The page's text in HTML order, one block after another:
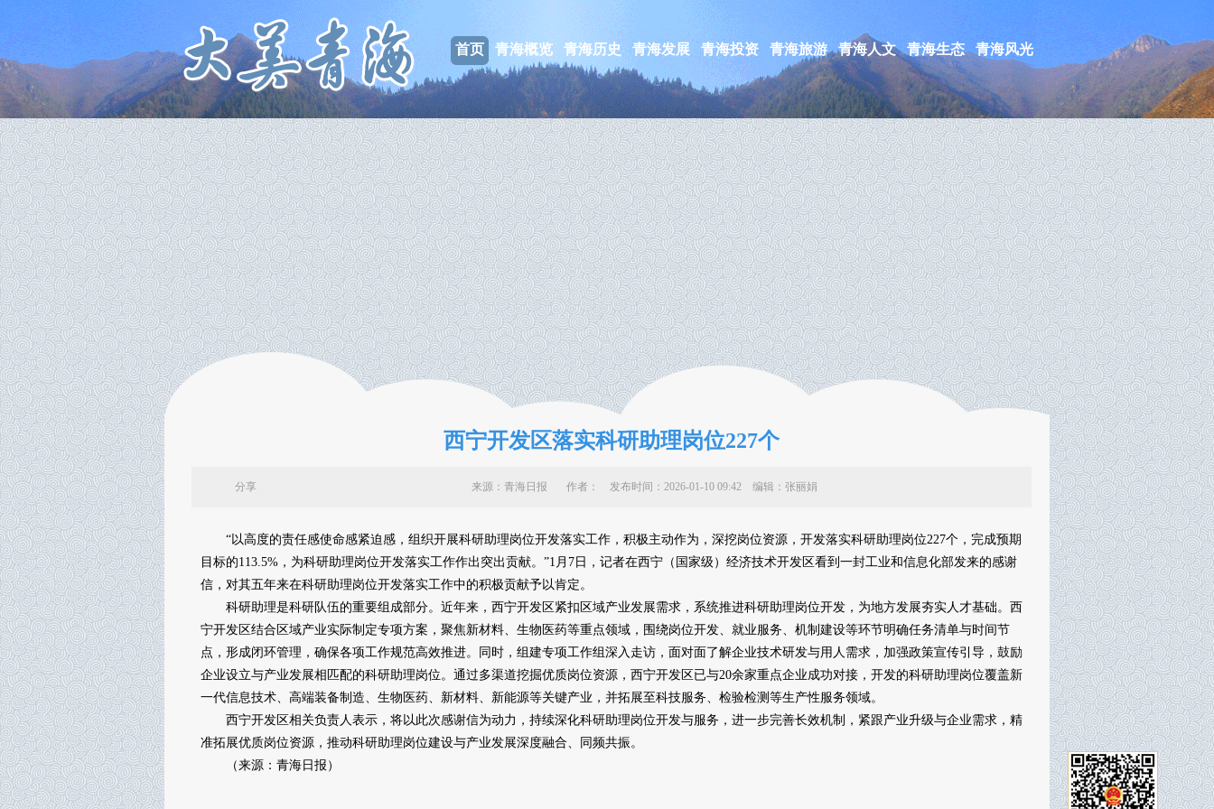
首页 青海概览 青海历史 青海发展 青海投资 青海旅游 青海人文 青海生态 青海风光
西宁开发区落实科研助理岗位227个
来源：青海日报 作者： 发布时间：2026-01-10 09:42 编辑：张丽娟
分享
“以高度的责任感使命感紧迫感，组织开展科研助理岗位开发落实工作，积极主动作为，深挖岗位资源，开发落实科研助理岗位227个，完成预期
目标的113.5%，为科研助理岗位开发落实工作作出突出贡献。”1月7日，记者在西宁（国家级）经济技术开发区看到一封工业和信息化部发来的感谢
信，对其五年来在科研助理岗位开发落实工作中的积极贡献予以肯定。
科研助理是科研队伍的重要组成部分。近年来，西宁开发区紧扣区域产业发展需求，系统推进科研助理岗位开发，为地方发展夯实人才基础。西
宁开发区结合区域产业实际制定专项方案，聚焦新材料、生物医药等重点领域，围绕岗位开发、就业服务、机制建设等环节明确任务清单与时间节
点，形成闭环管理，确保各项工作规范高效推进。同时，组建专项工作组深入走访，面对面了解企业技术研发与用人需求，加强政策宣传引导，鼓励
企业设立与产业发展相匹配的科研助理岗位。通过多渠道挖掘优质岗位资源，西宁开发区已与20余家重点企业成功对接，开发的科研助理岗位覆盖新
一代信息技术、高端装备制造、生物医药、新材料、新能源等关键产业，并拓展至科技服务、检验检测等生产性服务领域。
西宁开发区相关负责人表示，将以此次感谢信为动力，持续深化科研助理岗位开发与服务，进一步完善长效机制，紧跟产业升级与企业需求，精
准拓展优质岗位资源，推动科研助理岗位建设与产业发展深度融合、同频共振。
（来源：青海日报）